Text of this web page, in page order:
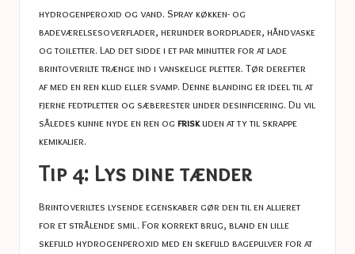
hydrogenperoxid og vand. Spray køkken- og
badeværelsesoverflader, herunder bordplader, håndvaske
og toiletter. Lad det sidde i et par minutter for at lade
brintoverilte trænge ind i vanskelige pletter. Tør derefter
af med en ren klud eller svamp. Denne blanding er ideel til at
fjerne fedtpletter og sæberester under desinficering. Du vil
således kunne nyde en ren og friskuden at ty til skrappe
kemikalier.
Tip 4: Lys dine tænder
Brintoveriltes lysende egenskaber gør den til en allieret
for et strålende smil. For korrekt brug, bland en lille
skefuld hydrogenperoxid med en skefuld bagepulver for at